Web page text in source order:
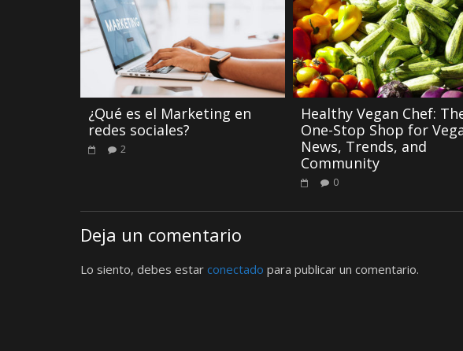
¿Qué es el Marketing en
redes sociales?
2
Healthy Vegan Chef:
One-Stop Shop for
News, Trends, and
Community
0
Deja un comentario
Lo siento, debes estar conectado para publicar un comentario.